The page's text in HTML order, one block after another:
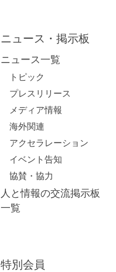
ニュース・掲示板
ニュース一覧
トピック
プレスリリース
メディア情報
海外関連
アクセラレーション
イベント告知
協賛・協力
人と情報の交流掲示板
一覧
特別会員